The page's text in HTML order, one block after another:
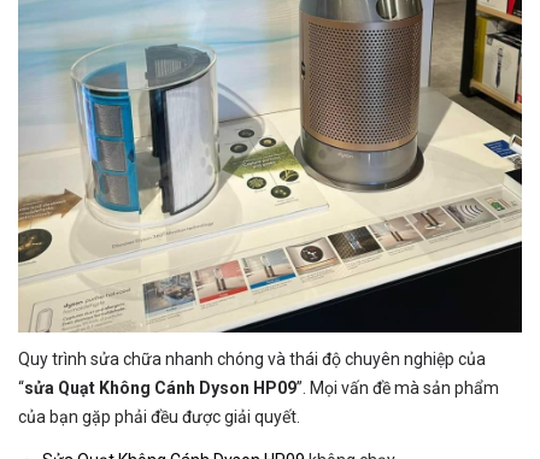
Quy trình sửa chữa nhanh chóng và thái độ chuyên nghiệp của
“sửa Quạt Không Cánh Dyson HP09”. Mọi vấn đề mà sản phẩm
của bạn gặp phải đều được giải quyết.